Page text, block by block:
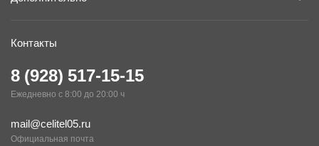
Контакты
8 (928) 517-15-15
Ежедневно с 8:00 до 20:00 ч
mail@celitel05.ru
Официальная почта